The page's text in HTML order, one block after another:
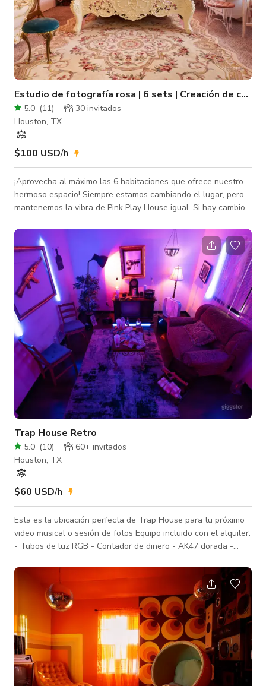
Estudio de fotografía rosa | 6 sets | Creación de
5.0 (11)
30 invitados
Houston, TX
$100 USD/h
¡Aprovecha al máximo las 6 habitaciones que ofrece nuestro
hermoso espacio! Siempre estamos cambiando el lugar, pero
mantenemos la vibra de Pink Play House igual. Si hay cambios
saber. Si quieres fotos actuales del lugar, ¡también puedes
enviarnos un mensaje! La Habitación Perla Completa con una
cama vintage genuina pintada a mano. Una pared de seda con
cortinas que fluyen del techo al suelo. El sofá victoriano
complementado
Trap House Retro
5.0 (10)
60+ invitados
Houston, TX
$60 USD/h
Esta es la ubicación perfecta de Trap House para tu próximo
video musical o sesión de fotos Equipo incluido con el alquiler:
- Tubos de luz RGB - Contador de dinero - AK47 dorada -
TV vintage - Drogas de utilería - Máquina de humo Equipo